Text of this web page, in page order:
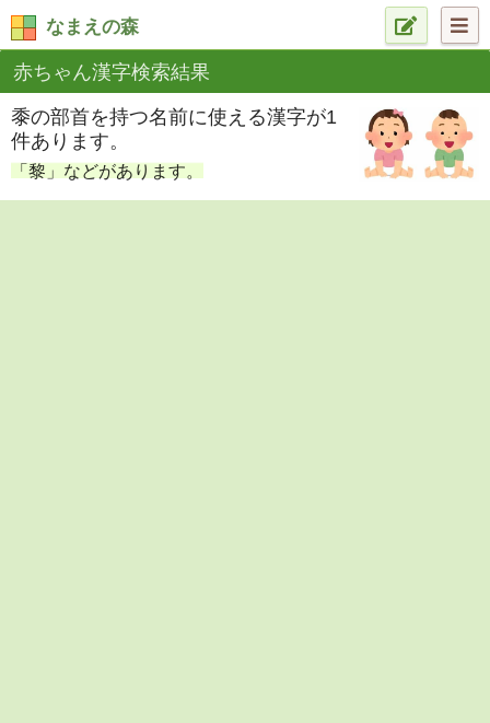
なまえの森
赤ちゃん漢字検索結果
黍の部首を持つ名前に使える漢字が1
件あります。
「黎」などがあります。